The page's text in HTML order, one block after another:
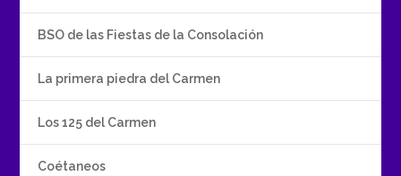
BSO de las Fiestas de la Consolación
La primera piedra del Carmen
Los 125 del Carmen
Coétaneos